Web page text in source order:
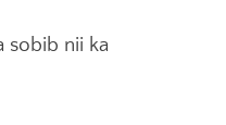
sobib nii ka